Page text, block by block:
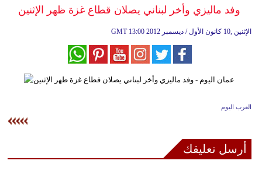
وموسيقى
وتغذية
وسفر
وفد ماليزي وأخر لبناني يصلان قطاع غزة ظهر الإثنين
GMT 13:00 2012 الإثنين ,10 كانون الأول / ديسمبر
العرب اليوم
أرسل تعليقك